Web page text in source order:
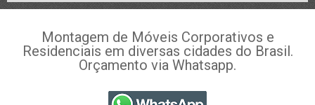
Montagem de Móveis Corporativos e
Residenciais em diversas cidades do Brasil.
Orçamento via Whatsapp.